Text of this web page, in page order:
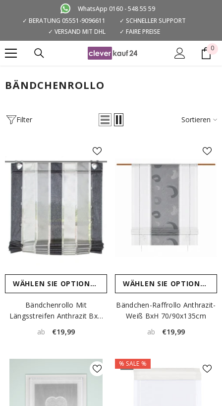
WhatsApp 0160 - 548 55 59
✓ BERATUNG 05551-9096611
✓ SCHNELLER SUPPORT
✓ VERSAND MIT DHL
✓ FAIRE PREISE
00
BÄNDCHENROLLO
Filter Sortieren
WÄHLEN SIE OPTIONEN
Bändchenrollo Mit
Längsstreifen Anthrazit BxH
ab €19,99
WÄHLEN SIE OPTIONEN
Bändchen-Raffrollo Anthrazit-
Weiß BxH 70/90x135cm
ab
€19,99
% SALE %